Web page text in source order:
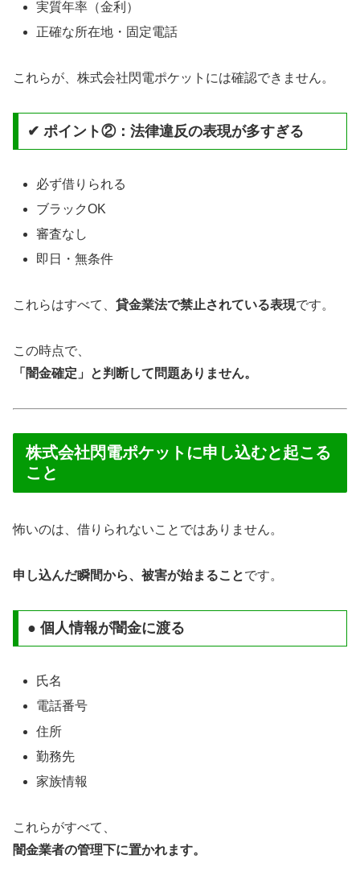
実質年率（金利）
正確な所在地・固定電話
これらが、株式会社閃電ポケットには確認できません。
✔ ポイント②：法律違反の表現が多すぎる
必ず借りられる
ブラックOK
審査なし
即日・無条件
これらはすべて、 貸金業法で禁止されている表現です。
この時点で、
「闇金確定」と判断して問題ありません。
株式会社閃電ポケットに申し込むと起こる
こと
怖いのは、借りられないことではありません。
申し込んだ瞬間から、被害が始まることです。
● 個人情報が闇金に渡る
氏名
電話番号
住所
勤務先
家族情報
これらがすべて、
闇金業者の管理下に置かれます。